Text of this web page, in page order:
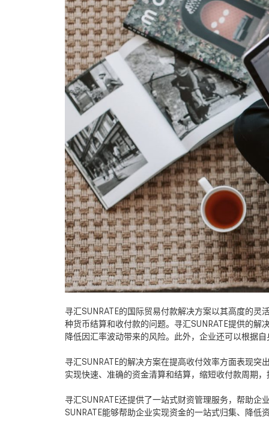
寻汇SUNRATE的国际贸易付款解决方案以其高度的灵
种货币结算和收付款的问题。寻汇SUNRATE提供的解
降低因汇率波动带来的风险。此外，企业还可以根据
寻汇SUNRATE的解决方案在提高收付效率方面表现突
实现快速、准确的资金清算和结算，缩短收付款周期
寻汇SUNRATE还提供了一站式财资管理服务，帮助企
SUNRATE能够帮助企业实现资金的一站式归集、降低